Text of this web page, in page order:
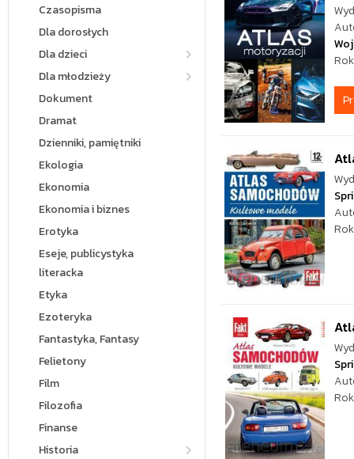
Czasopisma
Dla dorosłych
Dla dzieci
Dla młodzieży
Dokument
Dramat
Dzienniki, pamiętniki
Ekologia
Ekonomia
Ekonomia i biznes
Erotyka
Eseje, publicystyka
literacka
Etyka
Ezoteryka
Fantastyka, Fantasy
Felietony
Film
Filozofia
Finanse
Historia